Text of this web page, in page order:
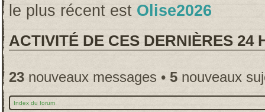
le plus récent est Olise2026
ACTIVITÉ DE CES DERNIÈRES 24
23 nouveaux messages • 5 nouveaux
Index du forum